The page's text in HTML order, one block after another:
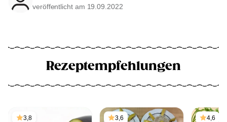
veröffentlicht am 19.09.2022
Rezeptempfehlungen
3,8 3,6 4,6